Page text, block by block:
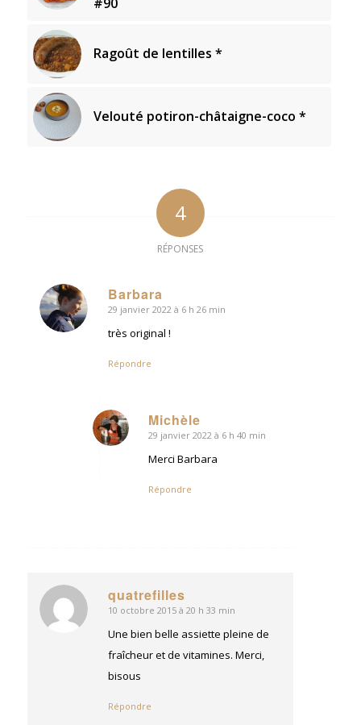
Ragoût de lentilles *
Velouté potiron-châtaigne-coco *
4
RÉPONSES
Barbara
dit
:
29 janvier 2022 à 6 h 26 min
très original !
Répondre
Michèle
dit
29 janvier 2022 à 6 h 40 min
Merci Barbara
Répondre
quatrefilles
dit
:
10 octobre 2015 à 20 h 33 min
Une bien belle assiette pleine de
fraîcheur et de vitamines. Merci,
bisous
Répondre